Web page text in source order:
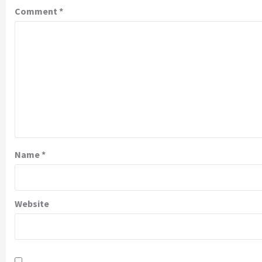
Comment *
Name*
Website